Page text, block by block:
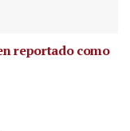
reportado como